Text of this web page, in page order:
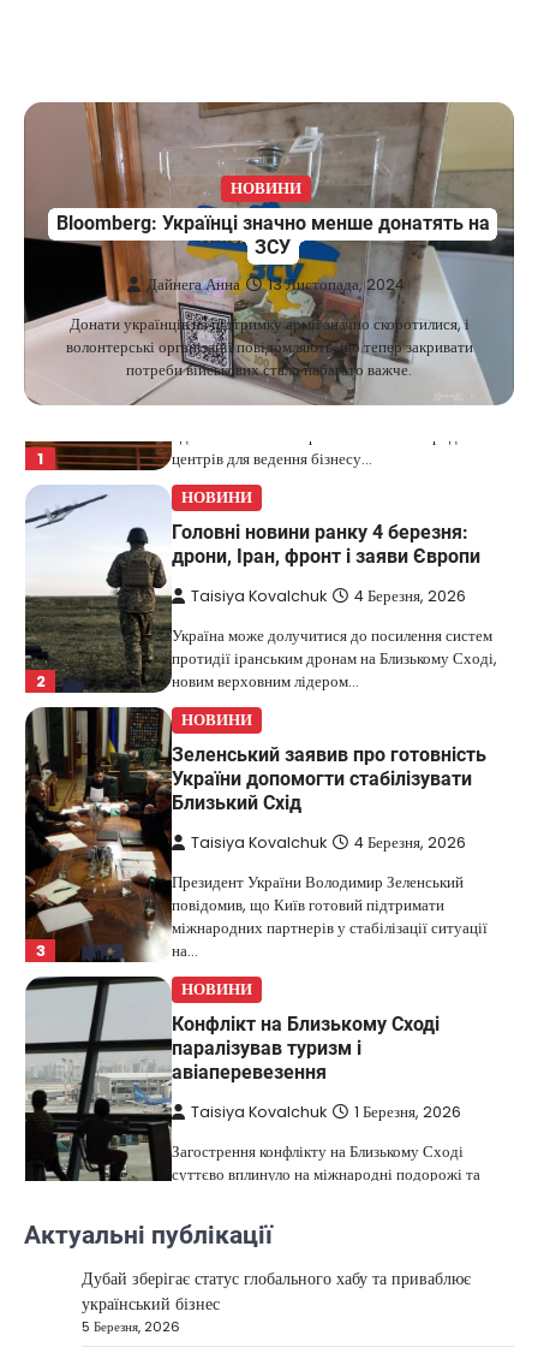
НОВИНИ
Bloomberg: Українці значно менше донатять на
ЗСУ
Дайнега Анна 13 Листопада, 2024
Донати українців на підтримку армії значно скоротилися, і
волонтерські організації повідомляють, що тепер закривати
потреби військових стало набагато важче.
Kolomysheva Anastasiya
17 Червня,
У США не виключають застосування сили проти
Ірану, якщо дипломатичні переговори не
принесуть бажаних результатів.…
1
НОВИНИ
Дубай зберігає статус глобального
хабу та приваблює український
бізнес
Taisiya Kovalchuk 5 Березня, 2026
Дубай протягом багатьох років утримує статус
одного з найбільш привабливих міжнародних
центрів для ведення бізнесу…
2
НОВИНИ
Головні новини ранку 4 березня:
дрони, Іран, фронт і заяви Європи
Taisiya Kovalchuk 4 Березня, 2026
Україна може долучитися до посилення систем
протидії іранським дронам на Близькому Сході,
новим верховним лідером…
3
НОВИНИ
Зеленський заявив про готовність
України допомогти стабілізувати
Близький Схід
Taisiya Kovalchuk 4 Березня, 2026
Президент України Володимир Зеленський
повідомив, що Київ готовий підтримати
міжнародних партнерів у стабілізації ситуації
на…
НОВИНИ
Конфлікт на Близькому Сході
паралізував туризм і
авіаперевезення
Taisiya Kovalchuk 1 Березня, 2026
Загострення конфлікту на Близькому Сході
суттєво вплинуло на міжнародні подорожі та
НОВИНИ
США не відкидають можливість
удару по Ірану у разі провалу
переговорів
Актуальні публікації
Дубай зберігає статус глобального хабу та приваблює
український бізнес
5 Березня, 2026